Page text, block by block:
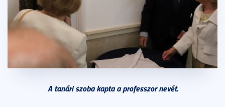
A tanári szoba kapta a professzor nevét.